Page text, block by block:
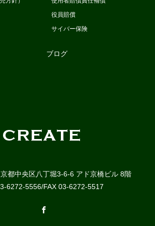
役員賠償
サイバー保険
ブログ
都中央区八丁堀3-6-6 アド京橋ビル 8階
6272-5556/FAX 03-6272-5517